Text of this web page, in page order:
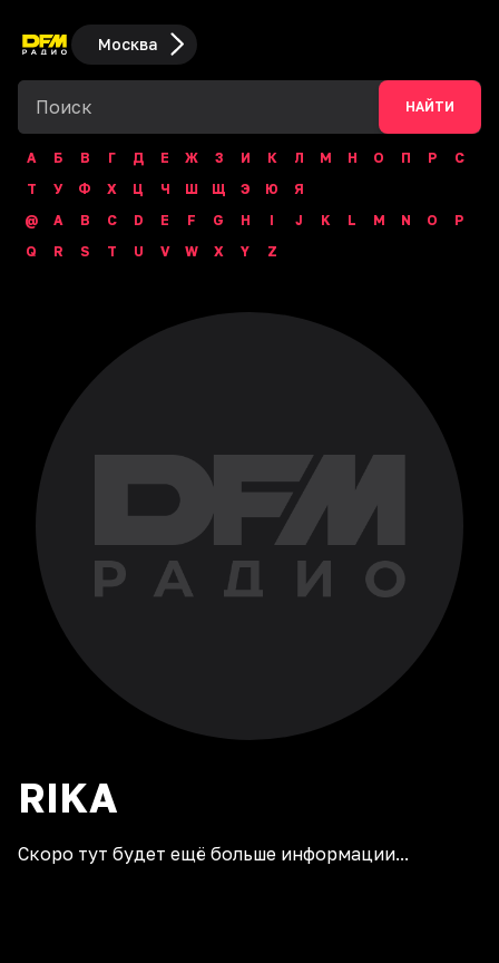
Москва
НАЙТИ
А Б В Г Д Е Ж З И К Л М Н О П Р
С
Т
У Ф Х Ц Ч Ш Щ Э Ю
Я
@
A B C D E F G H I J K L M N O
P
Q
R S T U V W X Y Z
RIKA
Скоро тут будет ещё больше информации...